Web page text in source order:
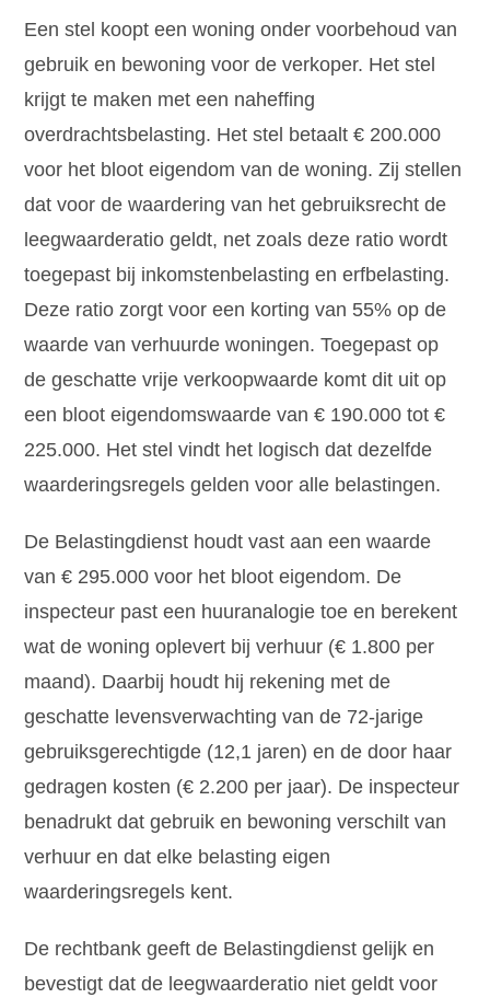
Een stel koopt een woning onder voorbehoud van
gebruik en bewoning voor de verkoper. Het stel
krijgt te maken met een naheffing
overdrachtsbelasting. Het stel betaalt € 200.000
voor het bloot eigendom van de woning. Zij stellen
dat voor de waardering van het gebruiksrecht de
leegwaarderatio geldt, net zoals deze ratio wordt
toegepast bij inkomstenbelasting en erfbelasting.
Deze ratio zorgt voor een korting van 55% op de
waarde van verhuurde woningen. Toegepast op
de geschatte vrije verkoopwaarde komt dit uit op
een bloot eigendomswaarde van € 190.000 tot €
225.000. Het stel vindt het logisch dat dezelfde
waarderingsregels gelden voor alle belastingen.
De Belastingdienst houdt vast aan een waarde
van € 295.000 voor het bloot eigendom. De
inspecteur past een huuranalogie toe en berekent
wat de woning oplevert bij verhuur (€ 1.800 per
maand). Daarbij houdt hij rekening met de
geschatte levensverwachting van de 72-jarige
gebruiksgerechtigde (12,1 jaren) en de door haar
gedragen kosten (€ 2.200 per jaar). De inspecteur
benadrukt dat gebruik en bewoning verschilt van
verhuur en dat elke belasting eigen
waarderingsregels kent.
De rechtbank geeft de Belastingdienst gelijk en
bevestigt dat de leegwaarderatio niet geldt voor